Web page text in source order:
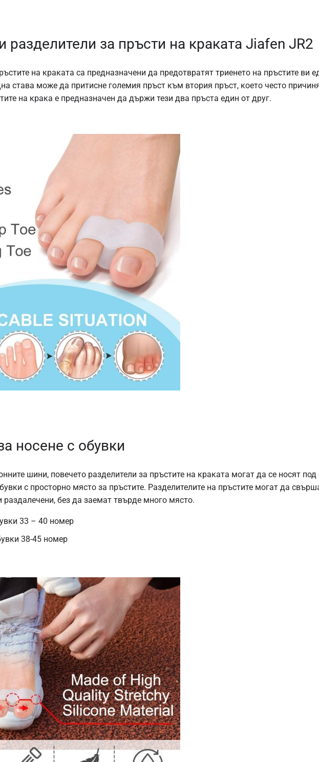
разделители за пръсти на краката Jiafen JR2
на краката са предназначени да предотвратят триенето на пръстите ви
става може да притисне големия пръст към втория пръст, което често
на крака е предназначен да държи тези два пръста един от друг.
носене с обувки
шини, повечето разделители за пръстите на краката могат да се носят
с просторно място за пръстите. Разделителите на пръстите могат да
раздалечени, без да заемат твърде много място.
33 – 40 номер
38-45 номер